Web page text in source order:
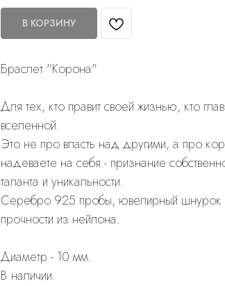
В КОРЗИНУ
Браслет "Корона"
Для тех, кто правит своей жизнью, кто
вселенной.
Это не про власть над другими, а про
надеваете на себя - признание
таланта и уникальности.
Cеребро 925 пробы, ювелирный шнурок
прочности из нейлона.
Диаметр - 10 мм.
В наличии.